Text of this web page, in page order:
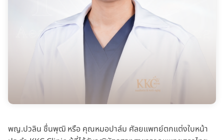
พญ.ปวลิน ชื่นพุฒิ หรือ คุณหมอปาล์ม ศัลยแพทย์ตกแต่งใบหน้า